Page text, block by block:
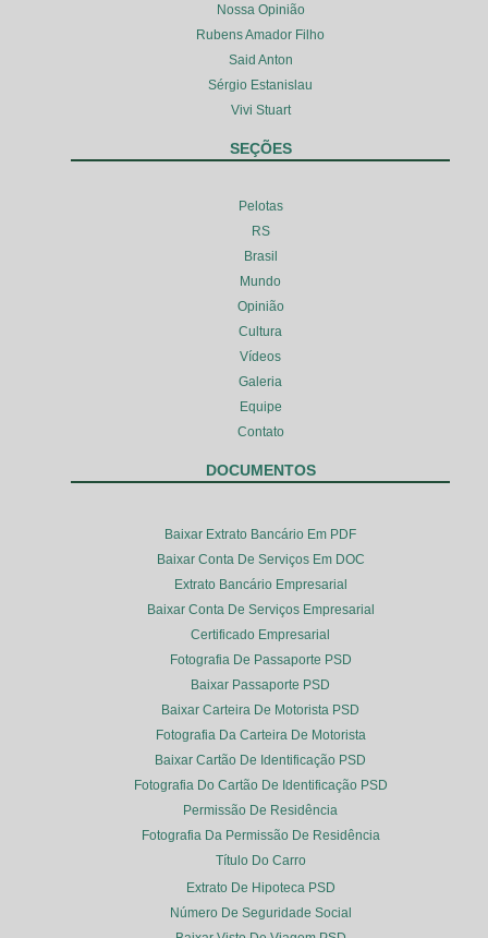
Nossa Opinião
Rubens Amador Filho
Said Anton
Sérgio Estanislau
Vivi Stuart
SEÇÕES
Pelotas
RS
Brasil
Mundo
Opinião
Cultura
Vídeos
Galeria
Equipe
Contato
DOCUMENTOS
Baixar Extrato Bancário Em PDF
Baixar Conta De Serviços Em DOC
Extrato Bancário Empresarial
Baixar Conta De Serviços Empresarial
Certificado Empresarial
Fotografia De Passaporte PSD
Baixar Passaporte PSD
Baixar Carteira De Motorista PSD
Fotografia Da Carteira De Motorista
Baixar Cartão De Identificação PSD
Fotografia Do Cartão De Identificação PSD
Permissão De Residência
Fotografia Da Permissão De Residência
Título Do Carro
Extrato De Hipoteca PSD
Número De Seguridade Social